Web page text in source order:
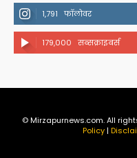
1,791 फॉलोवर
179,000 सब्सक्राइबर्स
© Mirzapurnews.com. All
Policy|